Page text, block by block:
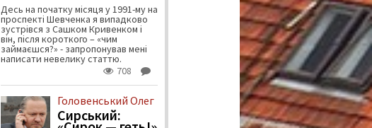
Десь на початку місяця у 1991-му на
проспекті Шевченка я випадково
зустрівся з Сашком Кривенком і
він, після короткого – «чим
займаєшся?» - запропонував мені
написати невелику статтю.
708
Головенський Олег
Сирський: